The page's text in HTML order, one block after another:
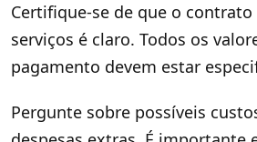
Certifique-se de que o
serviços é claro. Todos os
pagamento devem estar
Pergunte sobre possíveis